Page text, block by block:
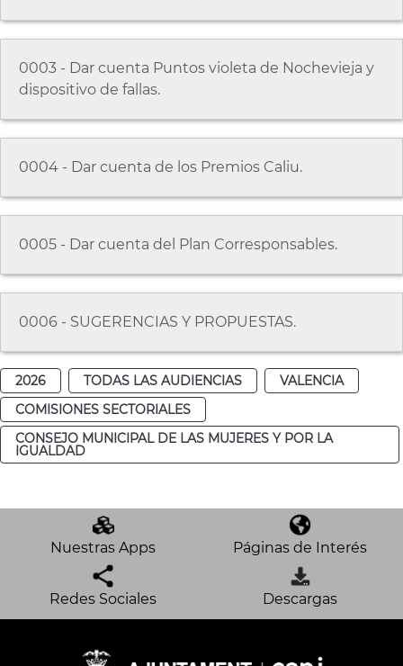
0003 - Dar cuenta Puntos violeta de Nochevieja y
dispositivo de fallas.
0004 - Dar cuenta de los Premios Caliu.
0005 - Dar cuenta del Plan Corresponsables.
0006 - SUGERENCIAS Y PROPUESTAS.
2026 TODAS LAS AUDIENCIAS
VALENCIA
COMISIONES SECTORIALES
CONSEJO MUNICIPAL DE LAS MUJERES Y POR LA
IGUALDAD
Nuestras Apps Páginas de Interés
Redes Sociales Descargas